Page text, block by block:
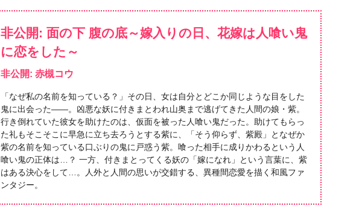
非公開: 面の下 腹の底～嫁入りの日、花嫁は人喰い鬼
に恋をした～
非公開: 赤槻コウ
「なぜ私の名前を知っている？」その日、女は自分とどこか同じような目をした
鬼に出会った――。凶悪な妖に付きまとわれ山奥まで逃げてきた人間の娘・紫。
行き倒れていた彼女を助けたのは、仮面を被った人喰い鬼だった。助けてもらっ
た礼もそこそこに早急に立ち去ろうとする紫に、「そう仰らず、紫殿」となぜか
紫の名前を知っている口ぶりの鬼に戸惑う紫。喰った相手に成りかわるという人
喰い鬼の正体は…？ 一方、付きまとってくる妖の「嫁になれ」という言葉に、紫
はある決心をして…。人外と人間の思いが交錯する、異種間恋愛を描く和風ファ
ンタジー。